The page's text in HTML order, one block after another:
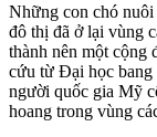
Những con chó
đô thị đã ở lại vùng
thành nên một cộng
cứu từ Đại học bang
người quốc gia Mỹ
hoang trong vùng